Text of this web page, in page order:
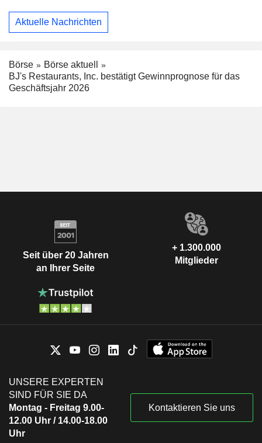
Aktuelle Nachrichten
Börse
Börse aktuell
BJ's Restaurants, Inc. bestätigt Gewinnprognose für das
Geschäftsjahr 2026
Seit über 20 Jahren
an Ihrer Seite
+ 1.300.000
Mitglieder
UNSERE EXPERTEN
SIND FÜR SIE DA
Montag - Freitag 9.00-
12.00 Uhr / 14.00-18.00
Uhr
Kontaktieren Sie uns